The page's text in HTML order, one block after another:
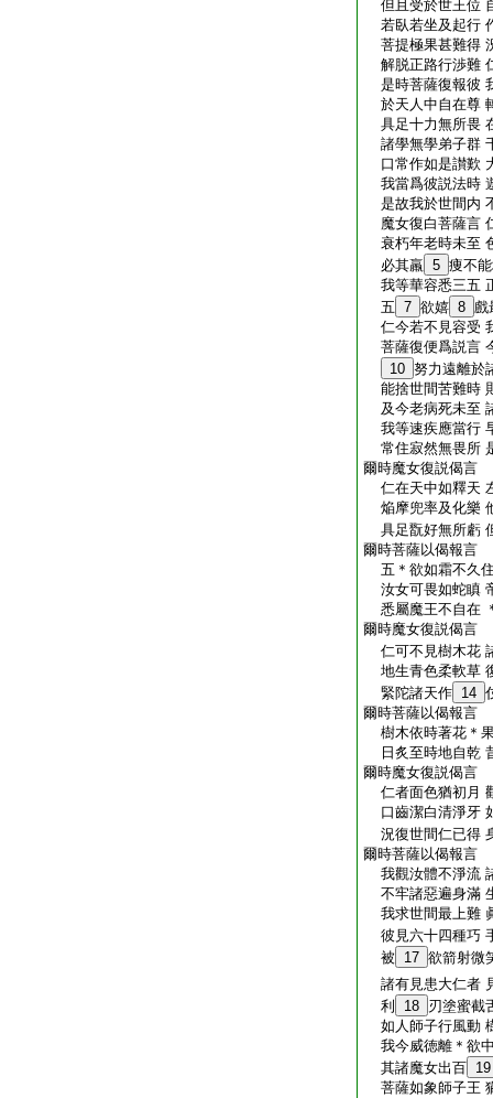
但且受於世王位
若臥若坐及起行
菩提極果甚難得
解脱正路行渉難
是時菩薩復報彼
於天人中自在尊
具足十力無所畏
諸學無學弟子群
口常作如是讃歎
我當爲彼説法時
是故我於世間内
魔女復白菩薩言
衰朽年老時未至
必其羸 5 痩不
我等華容悉三五
五 7 欲嬉 8 戲
仁今若不見容受
菩薩復便爲説言
10 努力遠離於
能捨世間苦難時
及今老病死未至
我等速疾應當行
常住寂然無畏所
爾時魔女復説偈言
仁在天中如釋天
焔摩兜率及化樂
具足翫好無所虧
爾時菩薩以偈報言
五＊欲如霜不久
汝女可畏如蛇瞋
悉屬魔王不自在
爾時魔女復説偈言
仁可不見樹木花
地生青色柔軟草
緊陀諸天作 14
爾時菩薩以偈報言
樹木依時著花＊
日炙至時地自乾
爾時魔女復説偈言
仁者面色猶初月
口齒潔白清淨牙
況復世間仁已得
爾時菩薩以偈報言
我觀汝體不淨流
不牢諸惡遍身滿
我求世間最上難
彼見六十四種巧
被
17 欲箭射微
諸有見患大仁者
利
18 刃塗蜜截
如人師子行風動
我今威徳離＊欲
其諸魔女出百 19
菩薩如象師子王